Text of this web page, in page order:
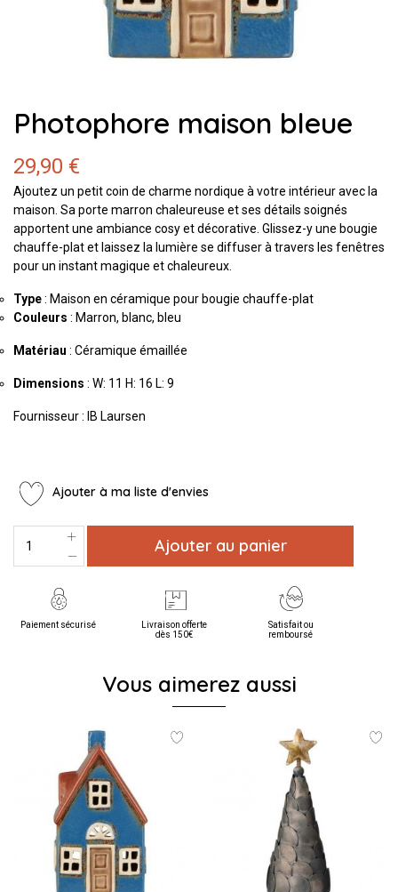
Photophore maison bleue
29,90 €
Ajoutez un petit coin de charme nordique à votre intérieur avec la
maison. Sa porte marron chaleureuse et ses détails soignés
apportent une ambiance cosy et décorative. Glissez-y une bougie
chauffe-plat et laissez la lumière se diffuser à travers les fenêtres
pour un instant magique et chaleureux.
Type: Maison en céramique pour bougie chauffe-plat
Couleurs : Marron, blanc, bleu
Matériau : Céramique émaillée
Dimensions : W: 11 H: 16 L: 9
Fournisseur : IB Laursen
Ajouter à ma liste d'envies
Ajouter au panier
Paiement sécurisé
Livraison offerte
dès 150€
Satisfait ou
remboursé
Vous aimerez aussi